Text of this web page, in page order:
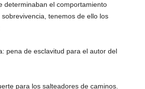
determinaban el comportamiento
tenemos de ello los
pena de esclavitud para el autor del
para los salteadores de caminos.